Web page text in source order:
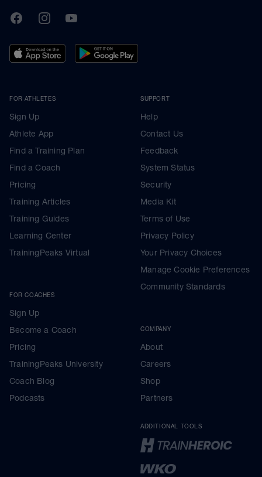
TrainingPeaks
FacebookInstagramYoutube
FOR ATHLETES
Sign Up
Athlete App
Find a Training Plan
Find a Coach
Pricing
Training Articles
Training Guides
Learning Center
TrainingPeaks Virtual
FOR COACHES
Sign Up
Become a Coach
Pricing
TrainingPeaks University
Coach Blog
Podcasts
SUPPORT
Help
Contact Us
Feedback
System Status
Security
Media Kit
Terms of Use
Privacy Policy
Your Privacy Choices
Manage Cookie Preferences
Community Standards
COMPANY
About
Careers
Shop
Partners
ADDITIONAL TOOLS